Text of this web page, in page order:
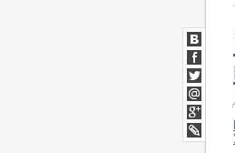
Twitter
Мой
Мир
Google+